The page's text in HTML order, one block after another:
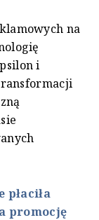
na
i
płaciła
promocję